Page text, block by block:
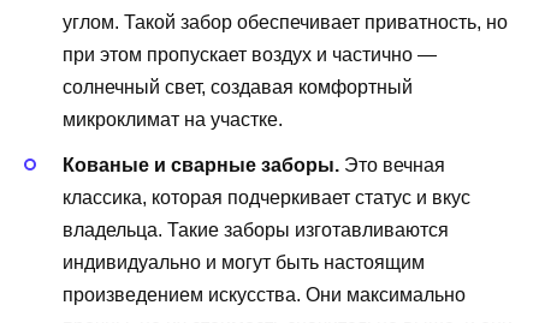
углом. Такой забор обеспечивает приватность, но
при этом пропускает воздух и частично —
солнечный свет, создавая комфортный
микроклимат на участке.
Кованые и сварные заборы. Это вечная
классика, которая подчеркивает статус и вкус
владельца. Такие заборы изготавливаются
индивидуально и могут быть настоящим
произведением искусства. Они максимально